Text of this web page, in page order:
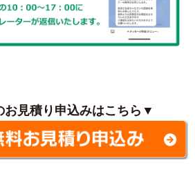
見積り申込みはこちら▼